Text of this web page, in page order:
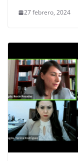
27 febrero, 2024